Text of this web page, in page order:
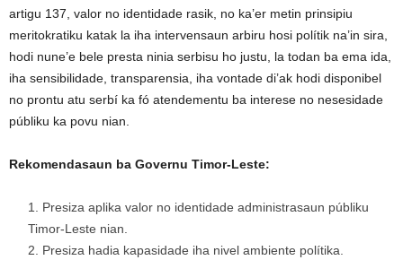
artigu 137, valor no identidade rasik, no ka’er metin prinsipiu
meritokratiku katak la iha intervensaun arbiru hosi polítik na’in sira,
hodi nune’e bele presta ninia serbisu ho justu, la todan ba ema ida,
iha sensibilidade, transparensia, iha vontade di’ak hodi disponibel
no prontu atu serbí ka fó atendementu ba interese no nesesidade
públiku ka povu nian.
Rekomendasaun ba Governu Timor-Leste:
Presiza aplika valor no identidade administrasaun públiku
Timor-Leste nian.
Presiza hadia kapasidade iha nivel ambiente polítika.